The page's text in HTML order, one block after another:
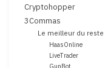
Cryptohopper
3Commas
Le meilleur du reste
HaasOnline
LiveTrader
GunBot